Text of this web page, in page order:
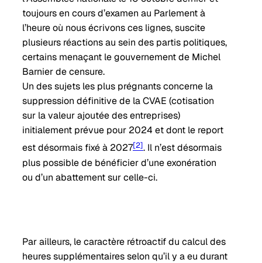
toujours en cours d’examen au Parlement à
l’heure où nous écrivons ces lignes, suscite
plusieurs réactions au sein des partis politiques,
certains menaçant le gouvernement de Michel
Barnier de censure.
Un des sujets les plus prégnants concerne la
suppression définitive de la CVAE (cotisation
sur la valeur ajoutée des entreprises)
initialement prévue pour 2024 et dont le report
est désormais fixé à 2027[2]. Il n’est désormais
plus possible de bénéficier d’une exonération
ou d’un abattement sur celle-ci.
Par ailleurs, le caractère rétroactif du calcul des
heures supplémentaires selon qu’il y a eu durant